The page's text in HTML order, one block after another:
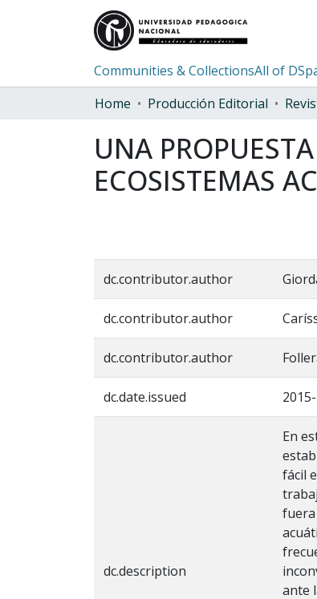
Communities & CollectionsAll of
Home
Producción Editorial
UNA
ECOSISTEMAS
dc.contributor.author
dc.contributor.author
dc.contributor.author
dc.date.issued
dc.description
En
fácil
fuera
ante